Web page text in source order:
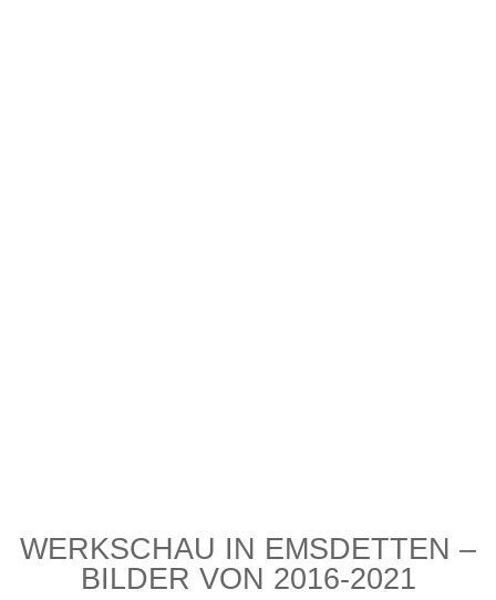
WERKSCHAU IN EMSDETTEN –
BILDER VON 2016-2021